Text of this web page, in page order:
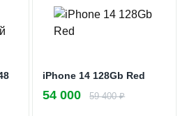
iPhone 14 128Gb Red
54 000 59 400 ₽